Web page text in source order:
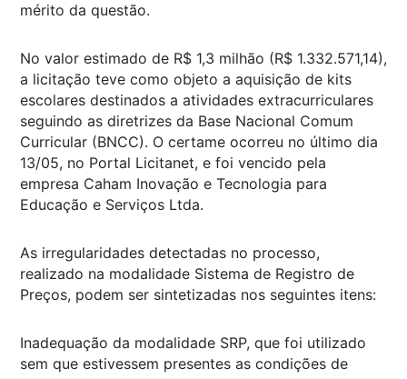
mérito da questão.
No valor estimado de R$ 1,3 milhão (R$ 1.332.571,14),
a licitação teve como objeto a aquisição de kits
escolares destinados a atividades extracurriculares
seguindo as diretrizes da Base Nacional Comum
Curricular (BNCC). O certame ocorreu no último dia
13/05, no Portal Licitanet, e foi vencido pela
empresa Caham Inovação e Tecnologia para
Educação e Serviços Ltda.
As irregularidades detectadas no processo,
realizado na modalidade Sistema de Registro de
Preços, podem ser sintetizadas nos seguintes itens:
Inadequação da modalidade SRP, que foi utilizado
sem que estivessem presentes as condições de